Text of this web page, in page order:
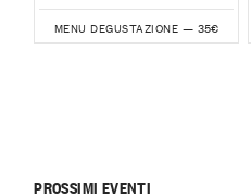
MENU DEGUSTAZIONE — 35€
PROSSIMI EVENTI